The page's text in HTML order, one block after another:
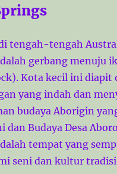
tengah-tengah
gerbang menuju
Kota kecil ini diapit
yang indah dan
budaya Aborigin
dan Budaya Desa
tempat yang
seni dan kultur